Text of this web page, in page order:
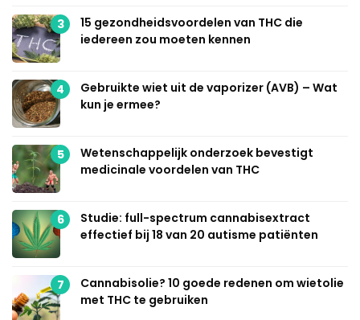
3
15 gezondheidsvoordelen van THC die
iedereen zou moeten kennen
4
Gebruikte wiet uit de vaporizer (AVB) – Wat
kun je ermee?
5
Wetenschappelijk onderzoek bevestigt
medicinale voordelen van THC
6
Studie: full-spectrum cannabisextract
effectief bij 18 van 20 autisme patiënten
7
Cannabisolie? 10 goede redenen om wietolie
met THC te gebruiken